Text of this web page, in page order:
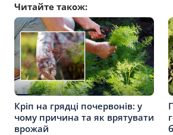
Читайте також:
Кріп на грядці почервонів: у
чому причина та як врятувати
врожай